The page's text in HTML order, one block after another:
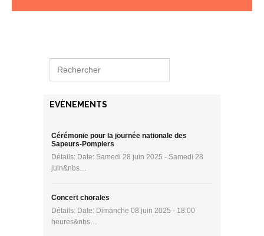
EVÈNEMENTS
Cérémonie pour la journée nationale des
Sapeurs-Pompiers
Détails: Date: Samedi 28 juin 2025 - Samedi 28
juin&nbs…
Concert chorales
Détails: Date: Dimanche 08 juin 2025 - 18:00
heures&nbs…